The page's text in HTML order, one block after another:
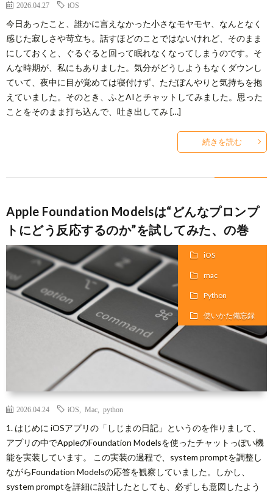
2026.04.27 iOS
今日あったこと、誰かに言えなかった小さなモヤモヤ、なんとなく
感じた寂しさや苛立ち。話すほどのことではないけれど、そのまま
にしておくと、ぐるぐると回って眠れなくなってしまうのです。そ
んな時期が、私にもありました。気分がどうしようもなくダウンし
ていて、夜中に目が覚めては寝付けず、ただぼんやりと気持ちを抱
えていました。そのとき、ふとAIとチャットしてみました。思った
ことをそのまま打ち込んで、吐き出してみ […]
続きを読む
Apple Foundation Modelsは“どんなプロンプ
トにどう反応するのか”を試してみた、の巻
iOS
mac
Python
使いかた備忘録
2026.04.24 iOS Mac python
1. はじめに iOSアプリの「しじまの日記」というのを作りまして、
アプリの中でAppleのFoundation Modelsを使ったチャットっぽい機
能を実装しています。 この実装の過程で、system promptを調整し
ながらFoundation Modelsの応答を観察していました。しかし、
system promptを詳細に設計したとしても、必ずしも意図したよう